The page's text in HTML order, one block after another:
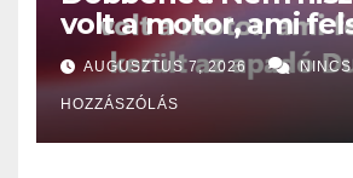
volt a motor, ami
került az apadó
AUGUSZTUS 7, 2026 NINCS
HOZZÁSZÓLÁS